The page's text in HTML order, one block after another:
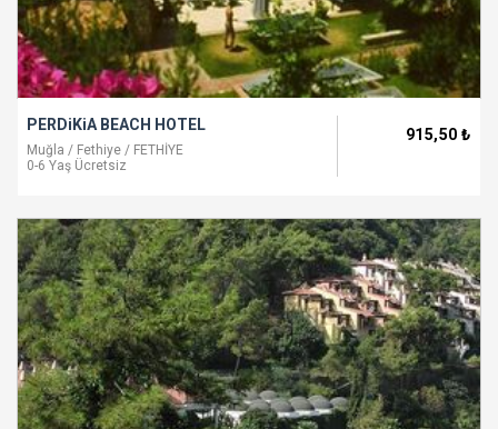
PERDiKiA BEACH HOTEL
Muğla / Fethiye / FETHİYE
0-6 Yaş Ücretsiz
915,50 ₺